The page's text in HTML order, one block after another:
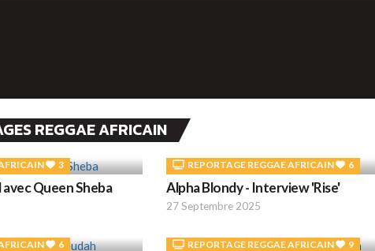
REGGAE AFRICAIN
3
Queen Sheba
REPORTAGE REGGAE AFRICAIN 6
Alpha Blondy - Interview 'Rise'
27 Septembre 2025
6 REPORTAGE REGGAE AFRICAIN 9